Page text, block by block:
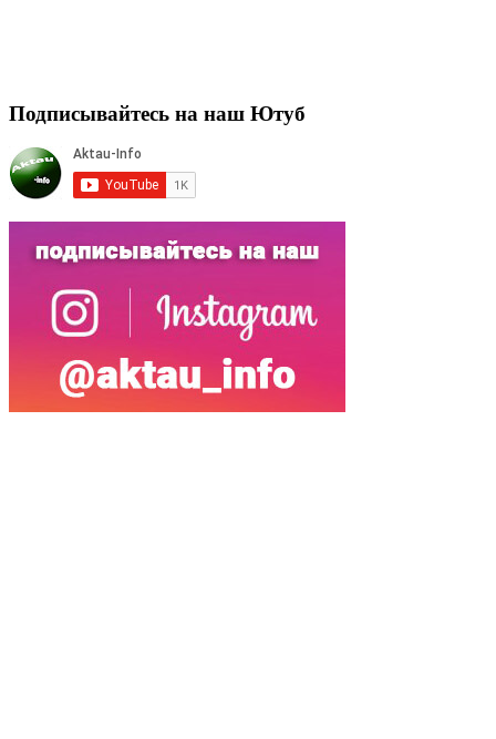
Подписывайтесь на наш Ютуб